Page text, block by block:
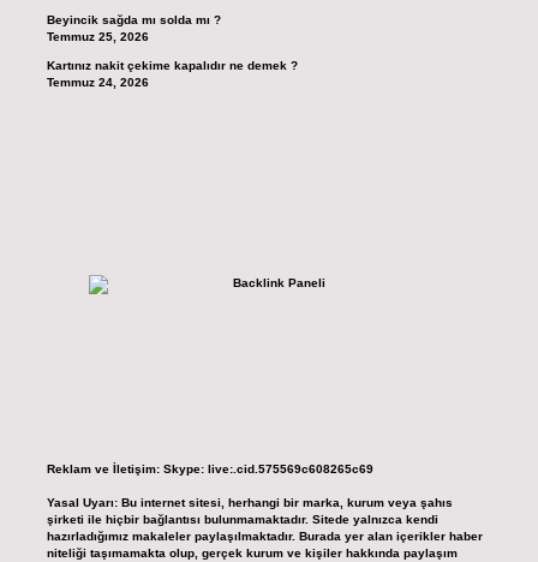
Beyincik sağda mı solda mı ?
Temmuz 25, 2026
Kartınız nakit çekime kapalıdır ne demek ?
Temmuz 24, 2026
Reklam ve İletişim: Skype: live:.cid.575569c608265c69
Yasal Uyarı: Bu internet sitesi, herhangi bir marka, kurum veya şahıs
şirketi ile hiçbir bağlantısı bulunmamaktadır. Sitede yalnızca kendi
hazırladığımız makaleler paylaşılmaktadır. Burada yer alan içerikler haber
niteliği taşımamakta olup, gerçek kurum ve kişiler hakkında paylaşım